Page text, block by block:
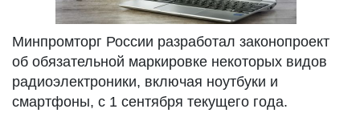
Минпромторг России разработал законопроект
об обязательной маркировке некоторых видов
радиоэлектроники, включая ноутбуки и
смартфоны, с 1 сентября текущего года.